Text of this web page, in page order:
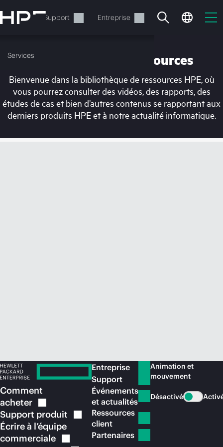
au
contenu
Services Support Entreprise
Services
Votre panier est
Bibliothèque de ressources
Bienvenue dans la bibliothèque de ressources HPE, où
vous pourrez consulter des vidéos, des rapports, des
études de cas et bien d’autres contenus se rapportant aux
derniers produits HPE et à notre actualité informatique.
Comment
acheter
Support produit
Écrire à l’équipe
commerciale
Entreprise
Support
Événements
et actualités
Ressources
client
Partenaires
Animation et
mouvement
Désactivé